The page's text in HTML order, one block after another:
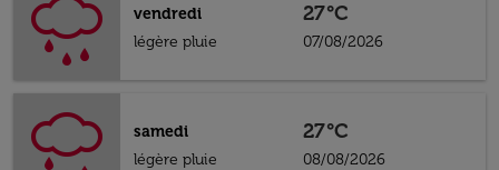
vendredi
légère pluie
27°C
07/08/2026
samedi
légère pluie
27°C
08/08/2026